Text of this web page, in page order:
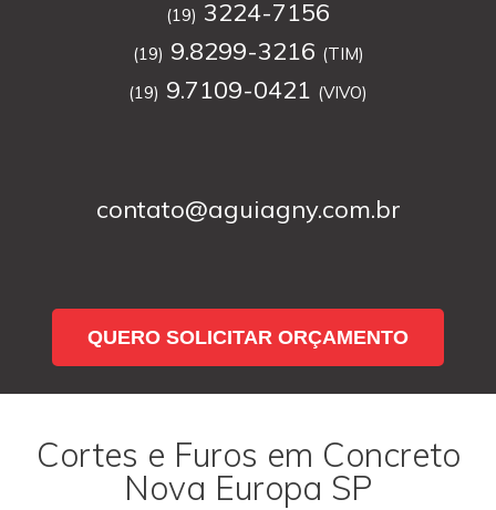
(19) 3224-7156
(19) 9.8299-3216 (TIM)
(19) 9.7109-0421 (VIVO)
contato@aguiagny.com.br
QUERO SOLICITAR ORÇAMENTO
Cortes e Furos em Concreto
Nova Europa SP